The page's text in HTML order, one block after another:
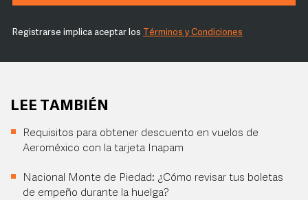
Registrarse implica aceptar los Términos y Condiciones
LEE TAMBIÉN
Requisitos para obtener descuento en vuelos de
Aeroméxico con la tarjeta Inapam
Nacional Monte de Piedad: ¿Cómo revisar tus boletas
de empeño durante la huelga?